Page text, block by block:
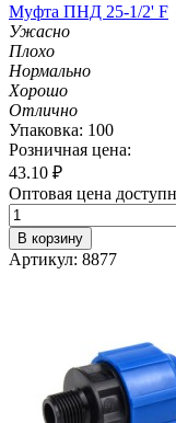
Муфта ПНД 25-1/2' F
Ужасно
Плохо
Нормально
Хорошо
Отлично
Упаковка: 100
Розничная цена:
43.10 ₽
Оптовая цена
В корзину
Артикул: 8877